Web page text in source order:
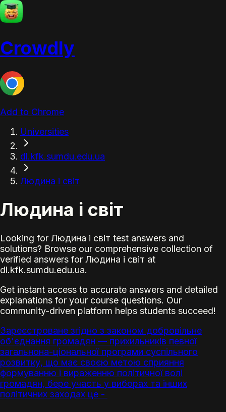
Crowdly
Add to Chrome
Universities
dl.kfk.sumdu.edu.ua
Людина і світ
Людина і світ
Looking for Людина і світ test answers and
solutions? Browse our comprehensive collection of
verified answers for Людина і світ at
dl.kfk.sumdu.edu.ua.
Get instant access to accurate answers and detailed
explanations for your course questions. Our
community-driven platform helps students succeed!
Зареєстроване згідно з законом добровільне
об'єднання громадян — прихильників певної
загальнона-ціональної програми суспільного
розвитку, що має своєю метою сприяння
формуванню і вираженню політичної волі
громадян, бере участь у виборах та інших
політичних заходах це -